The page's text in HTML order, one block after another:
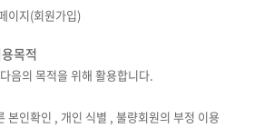
이지(회원가입)
목적
음의 목적을 위해 활용합니다.
본인확인 , 개인 식별 , 불량회원의 부정 이용